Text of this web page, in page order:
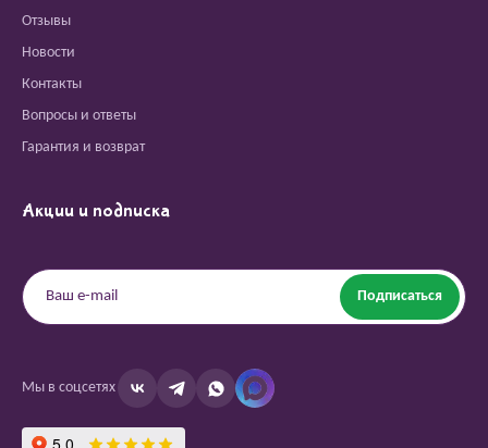
Отзывы
Новости
Контакты
Вопросы и ответы
Гарантия и возврат
Акции и подписка
Подписаться
Мы в соцсетях